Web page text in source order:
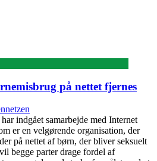
på nettet fjernes
indgået samarbejde med Internet
er en velgørende organisation, der
på nettet af børn, der bliver seksuelt
begge parter drage fordel af